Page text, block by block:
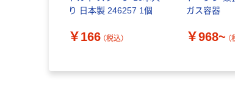
り 日本製 246257 1個
￥166 （税込）
ガス容器
￥968~ （